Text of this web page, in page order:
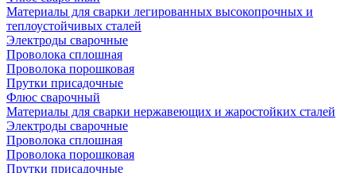
Материалы для сварки легированных высокопрочных и
теплоустойчивых сталей
Электроды сварочные
Проволока сплошная
Проволока порошковая
Прутки присадочные
Флюс сварочный
Материалы для сварки нержавеющих и жаростойких сталей
Электроды сварочные
Проволока сплошная
Проволока порошковая
Прутки присадочные